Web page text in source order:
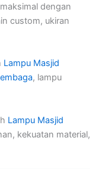
dengan
custom, ukiran
Lampu Masjid
, lampu
Lampu Masjid
kekuatan material,